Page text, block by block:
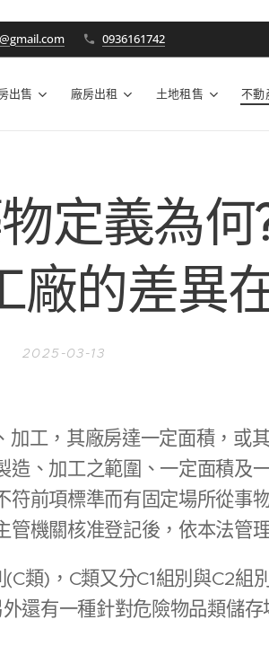
0936161742
出售 廠房出租 土地租售 不動
定義為何
廠的差異
2025-03-13
工，其廠房達一定面積，或
造、加工之範圍、一定面積及
符前項標準而有固定場所從事
機關核准登記後，依本法管
類)，C類又分C1組別與C2組
還有一種針對危險物品類儲